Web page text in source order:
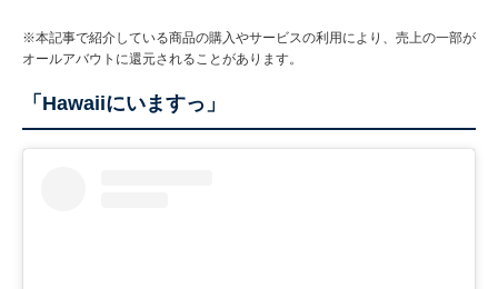
※本記事で紹介している商品の購入やサービスの利用により、売上の一部が
オールアバウトに還元されることがあります。
「Hawaiiにいますっ」